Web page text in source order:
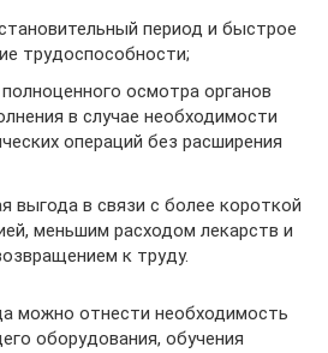
период и быстрое
трудоспособности;
осмотра органов
в случае необходимости
операций без расширения
выгода в связи с более короткой
меньшим расходом лекарств и
к труду.
можно отнести необходимость
оборудования, обучения